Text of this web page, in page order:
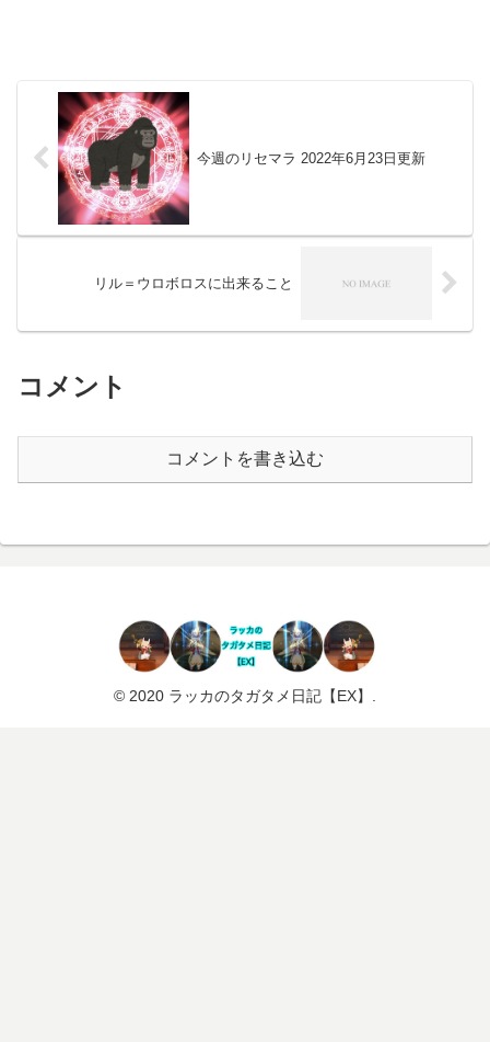
今週のリセマラ 2022年6月23日更新
リル＝ウロボロスに出来ること
コメント
コメントを書き込む
© 2020 ラッカのタガタメ日記【EX】.